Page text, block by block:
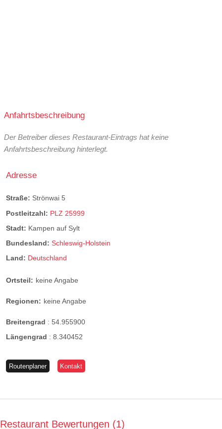
Anfahrtsbeschreibung
Der Betreiber dieses Restaurant-Eintrags hat keine
Anfahrtsbeschreibung hinterlegt.
Adresse
Straße: Strönwai 5
Postleitzahl: PLZ 25999
Stadt: Kampen auf Sylt
Bundesland: Schleswig-Holstein
Land: Deutschland
Ortsteil: keine Angabe
Regionen: keine Angabe
Breitengrad : 54.955900
Längengrad : 8.340452
Routenplaner Kontakt
Restaurant Bewertungen 1